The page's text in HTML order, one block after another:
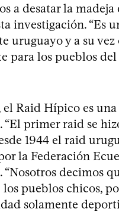
a desatar la
investigación. “Es
uruguayo y a su vez
para los pueblos
el Raid Hípico es
“El primer raid se
1944 el raid
la Federación
“Nosotros decimos
los pueblos chicos,
solamente